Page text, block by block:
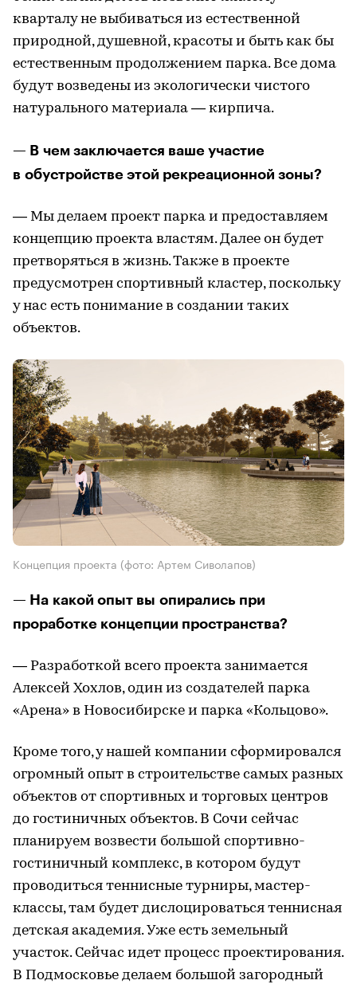
кварталу не выбиваться из естественной
природной, душевной, красоты и быть как бы
естественным продолжением парка. Все дома
будут возведены из экологически чистого
натурального материала — кирпича.
— В чем заключается ваше участие
в обустройстве этой рекреационной зоны?
— Мы делаем проект парка и предоставляем
концепцию проекта властям. Далее он будет
претворяться в жизнь. Также в проекте
предусмотрен спортивный кластер, поскольку
у нас есть понимание в создании таких
объектов.
Концепция проекта (фото: Артем Сиволапов)
— На какой опыт вы опирались при
проработке концепции пространства?
— Разработкой всего проекта занимается
Алексей Хохлов, один из создателей парка
«Арена» в Новосибирске и парка «Кольцово».
Кроме того, у нашей компании сформировался
огромный опыт в строительстве самых разных
объектов от спортивных и торговых центров
до гостиничных объектов. В Сочи сейчас
планируем возвести большой спортивно-
гостиничный комплекс, в котором будут
проводиться теннисные турниры, мастер-
классы, там будет дислоцироваться теннисная
детская академия. Уже есть земельный
участок. Сейчас идет процесс проектирования.
В Подмосковье делаем большой загородный